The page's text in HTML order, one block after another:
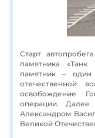
Старт
памятника
памятник –
отечественной
освобождение
операции. Далее
Александром
Великой